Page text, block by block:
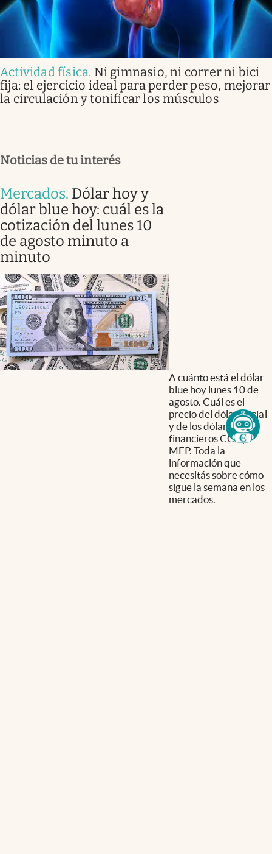
Actividad física. Ni gimnasio, ni correr ni bici
fija: el ejercicio ideal para perder peso, mejorar
la circulación y tonificar los músculos
Noticias de tu interés
Mercados. Dólar hoy y
dólar blue hoy: cuál es la
cotización del lunes 10
de agosto minuto a
minuto
A cuánto está el dólar
blue hoy lunes 10 de
agosto. Cuál es el
precio del dólar oficial
y de los dólares
financieros CCL y
MEP. Toda la
información que
necesitás sobre cómo
sigue la semana en los
mercados.